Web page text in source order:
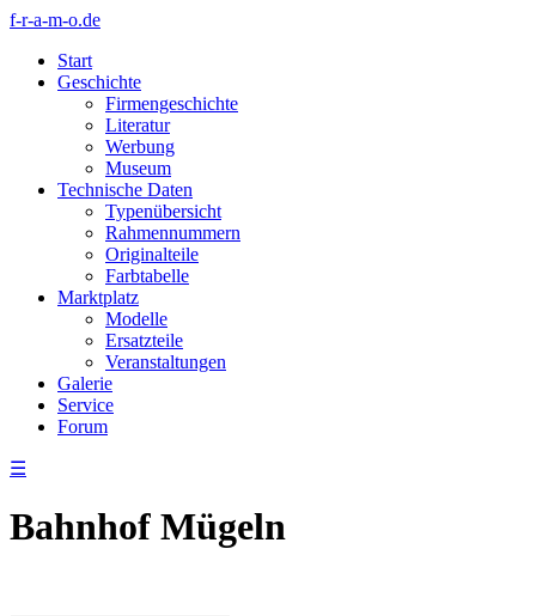
f-r-a-m-o.de
Start
Geschichte
Firmengeschichte
Literatur
Werbung
Museum
Technische Daten
Typenübersicht
Rahmennummern
Originalteile
Farbtabelle
Marktplatz
Modelle
Ersatzteile
Veranstaltungen
Galerie
Service
Forum
☰
Bahnhof Mügeln